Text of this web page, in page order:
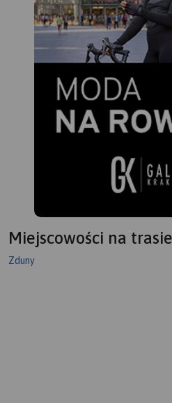
Miejscowości na trasie
Zduny